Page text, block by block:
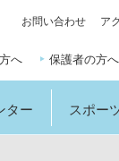
ター スポー
へ 保護者の方へ
お問い合わせ ア